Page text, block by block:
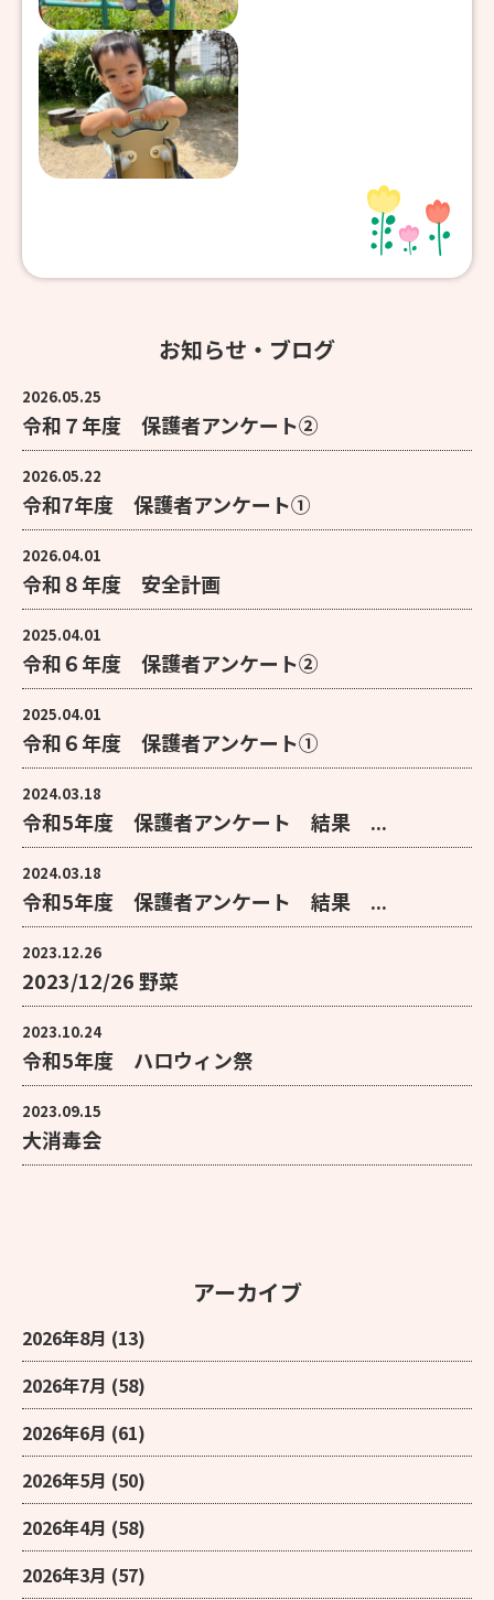
お知らせ・ブログ
2026.05.25
令和７年度 保護者アンケート②
2026.05.22
令和7年度 保護者アンケート①
2026.04.01
令和８年度 安全計画
2025.04.01
令和６年度 保護者アンケート②
2025.04.01
令和６年度 保護者アンケート①
2024.03.18
令和5年度 保護者アンケート 結果 ...
2024.03.18
令和5年度 保護者アンケート 結果 ...
2023.12.26
2023/12/26 野菜
2023.10.24
令和5年度 ハロウィン祭
2023.09.15
大消毒会
アーカイブ
2026年8月 (13)
2026年7月 (58)
2026年6月 (61)
2026年5月 (50)
2026年4月 (58)
2026年3月 (57)